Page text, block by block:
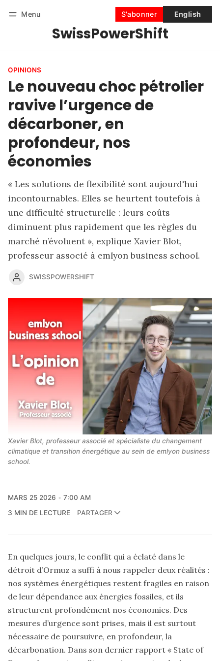
Menu
SwissPowerShift
S'abonner English
Se connecter S'abonner
OPINIONS
Le nouveau choc pétrolier
ravive l’urgence de
décarboner, en
profondeur, nos
économies
« Les solutions de flexibilité sont aujourd'hui
incontournables. Elles se heurtent toutefois à
une difficulté structurelle : leurs coûts
diminuent plus rapidement que les règles du
marché n’évoluent », explique Xavier Blot,
professeur associé à emlyon business school.
SWISSPOWERSHIFT
Xavier Blot, professeur associé et spécialiste du changement
climatique et transition énergétique au sein de emlyon business
school.
MARS 25 2026
7:00 AM
3 MIN DE LECTURE
PARTAGER
En quelques jours, le conflit qui a éclaté dans le
détroit d’Ormuz a suffi à nous rappeler deux réalités :
nos systèmes énergétiques restent fragiles en raison
de leur dépendance aux énergies fossiles, et ils
structurent profondément nos économies. Des
mesures d’urgence sont prises, mais il est surtout
nécessaire de poursuivre, en profondeur, la
décarbonation. Dans son dernier rapport « State of